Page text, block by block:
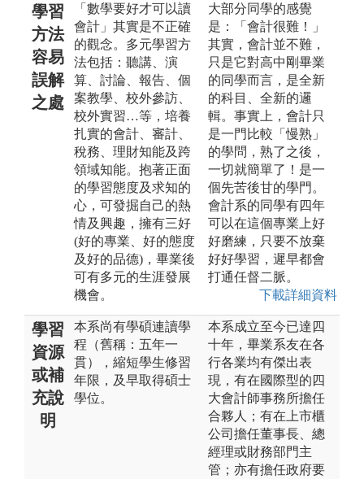
學習
方法
容易
誤解
之處
「數學要好才可以讀
會計」其實是不正確
的觀念。多元學習方
法包括：聽講、演
算、討論、報告、個
案教學、校外參訪、
校外實習…等，培養
扎實的會計、審計、
稅務、理財知能及跨
領域知能。抱著正面
的學習態度及求知的
心，可發掘自己的熱
情及興趣，擁有三好
(好的專業、好的態度
及好的品德)，畢業後
可有多元的生涯發展
機會。
大部分同學的感覺
是：「會計很難！」
其實，會計並不難，
只是它對高中剛畢業
的同學而言，是全新
的科目、全新的邏
輯。事實上，會計只
是一門比較「慢熟」
的學問，熟了之後，
一切就簡單了！是一
個先苦後甘的學門。
會計系的同學有四年
可以在這個專業上好
好磨練，只要不放棄
好好學習，遲早都會
打通任督二脈。
下載詳細資料
學習
資源
或補
充說
明
本系尚有學碩連讀學
程（舊稱：五年一
貫），縮短學生修習
年限，及早取得碩士
學位。
本系成立至今已達四
十年，畢業系友在各
行各業均有傑出表
現，有在國際型的四
大會計師事務所擔任
合夥人；有在上市櫃
公司擔任董事長、總
經理或財務部門主
管；亦有擔任政府要